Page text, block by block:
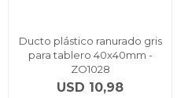
Ducto plástico ranurado gris
para tablero 40x40mm -
ZO1028
USD 10,98